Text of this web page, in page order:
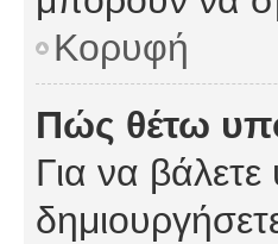
Κορυφή
Πώς θέτω
Για να